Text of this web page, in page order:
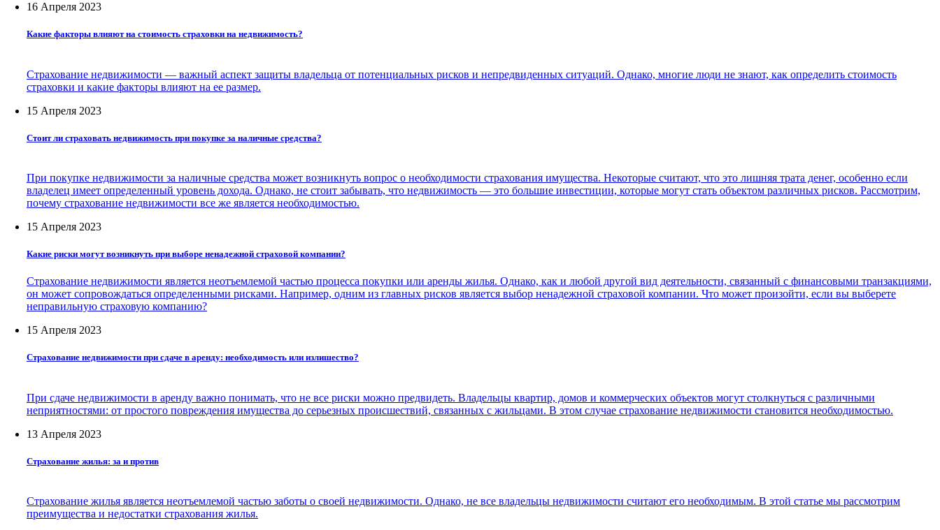
16 Апреля 2023
Какие факторы влияют на стоимость страховки на недвижимость?
Страхование недвижимости — важный аспект защиты владельца от потенциальных рисков и непредвиденных ситуаций. Однако, многие люди не знают, как определить стоимость
страховки и какие факторы влияют на ее размер.
15 Апреля 2023
Стоит ли страховать недвижимость при покупке за наличные средства?
При покупке недвижимости за наличные средства может возникнуть вопрос о необходимости страхования имущества. Некоторые считают, что это лишняя трата денег, особенно если
владелец имеет определенный уровень дохода. Однако, не стоит забывать, что недвижимость — это большие инвестиции, которые могут стать объектом различных рисков. Рассмотрим,
почему страхование недвижимости все же является необходимостью.
15 Апреля 2023
Какие риски могут возникнуть при выборе ненадежной страховой компании?
Страхование недвижимости является неотъемлемой частью процесса покупки или аренды жилья. Однако, как и любой другой вид деятельности, связанный с финансовыми транзакциями,
он может сопровождаться определенными рисками. Например, одним из главных рисков является выбор ненадежной страховой компании. Что может произойти, если вы выберете
неправильную страховую компанию?
15 Апреля 2023
Страхование недвижимости при сдаче в аренду: необходимость или излишество?
При сдаче недвижимости в аренду важно понимать, что не все риски можно предвидеть. Владельцы квартир, домов и коммерческих объектов могут столкнуться с различными
неприятностями: от простого повреждения имущества до серьезных происшествий, связанных с жильцами. В этом случае страхование недвижимости становится необходимостью.
13 Апреля 2023
Страхование жилья: за и против
Страхование жилья является неотъемлемой частью заботы о своей недвижимости. Однако, не все владельцы недвижимости считают его необходимым. В этой статье мы рассмотрим
преимущества и недостатки страхования жилья.